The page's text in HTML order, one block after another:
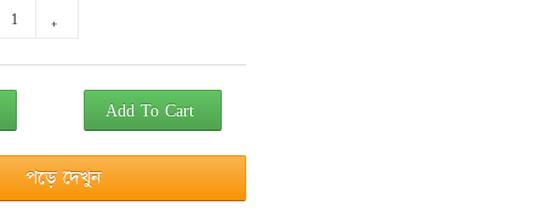
Add To Cart
পড়ে দেখুন